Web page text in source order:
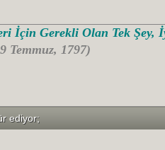
İçin Gerekli Olan Tek Şey,
Temmuz, 1797)
ediyor;